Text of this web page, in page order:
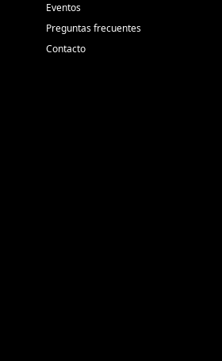
Eventos
Preguntas frecuentes
Contacto